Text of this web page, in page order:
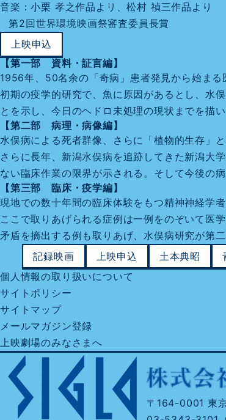
音楽：小栗 孝之作品よリ、松村 禎三作品より
第2回世界環境映画祭審査委員長賞
上映申込
【第一部 資料・証言編】
1956年、50名余の「奇病」患者発見から始まる
初期の疫学的研究で、魚に原因があるとし、水
とを示し、今日のヘドロ未処理の現状までを描い
【第二部 病理・病像編】
水俣病による死者群像、さらに「植物的生存」
さらに長年、新潟水俣病を追跡してきた新潟大
ない臨床作業の限界が示される。そして今後の
【第三部 臨床・疫学編】
現地での数十年間の臨床体験をもつ精神神経学
ここで取りあげられる症例は一例をのぞいて医
矛盾を摘出する例も取りあげ、水俣病研究が第
記録映画
上映申込 土本典昭
個人情報の取り扱いについて
サイトポリシー
サイトマップ
メールマガジン登録
上映劇場のみなさまへ
〒164-0001 東